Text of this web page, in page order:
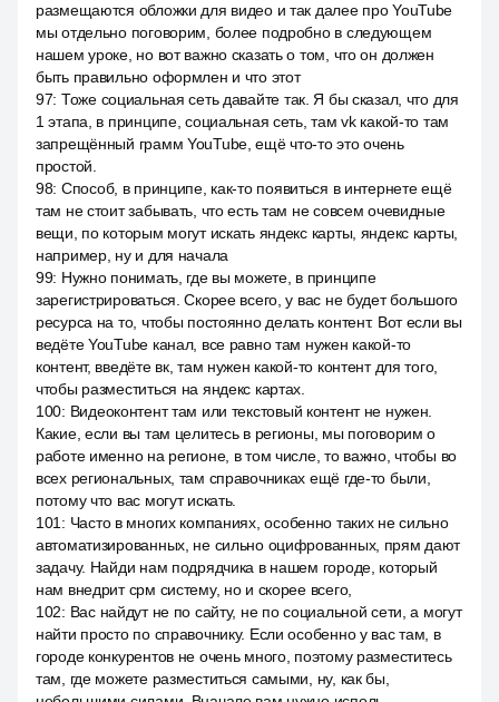
размещаются обложки для видео и так далее про YouTube
мы отдельно поговорим, более подробно в следующем
нашем уроке, но вот важно сказать о том, что он должен
быть правильно оформлен и что этот
97: Тоже социальная сеть давайте так. Я бы сказал, что для
1 этапа, в принципе, социальная сеть, там vk какой-то там
запрещённый грамм YouTube, ещё что-то это очень
простой.
98: Способ, в принципе, как-то появиться в интернете ещё
там не стоит забывать, что есть там не совсем очевидные
вещи, по которым могут искать яндекс карты, яндекс карты,
например, ну и для начала
99: Нужно понимать, где вы можете, в принципе
зарегистрироваться. Скорее всего, у вас не будет большого
ресурса на то, чтобы постоянно делать контент. Вот если вы
ведёте YouTube канал, все равно там нужен какой-то
контент, введёте вк, там нужен какой-то контент для того,
чтобы разместиться на яндекс картах.
100: Видеоконтент там или текстовый контент не нужен.
Какие, если вы там целитесь в регионы, мы поговорим о
работе именно на регионе, в том числе, то важно, чтобы во
всех региональных, там справочниках ещё где-то были,
потому что вас могут искать.
101 : Часто в многих компаниях, особенно таких не сильно
автоматизированных, не сильно оцифрованных, прям дают
задачу. Найди нам подрядчика в нашем городе, который
нам внедрит срм систему, но и скорее всего,
102: Вас найдут не по сайту, не по социальной сети, а могут
найти просто по справочнику. Если особенно у вас там, в
городе конкурентов не очень много, поэтому разместитесь
там, где можете разместиться самыми, ну, как бы,